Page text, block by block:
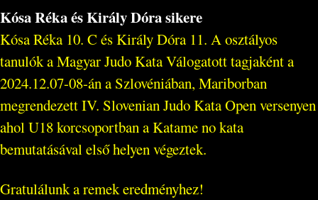
Kósa Réka és Király Dóra sikere
Kósa Réka 10. C és Király Dóra 11. A osztályos
tanulók a Magyar Judo Kata Válogatott tagjaként a
2024.12.07-08-án a Szlovéniában, Mariborban
megrendezett IV. Slovenian Judo Kata Open versenyen
ahol U18 korcsoportban a Katame no kata
bemutatásával első helyen végeztek.
Gratulálunk a remek eredményhez!